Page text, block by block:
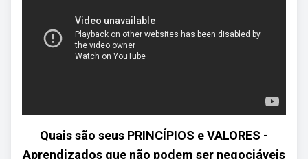
Quais são seus PRINCÍPIOS e VALORES -
Aprendizados que não podem ser negociáveis